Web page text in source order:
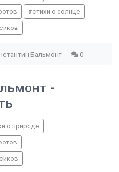
стихи о солнце
Бальмонт 0
-
о природе